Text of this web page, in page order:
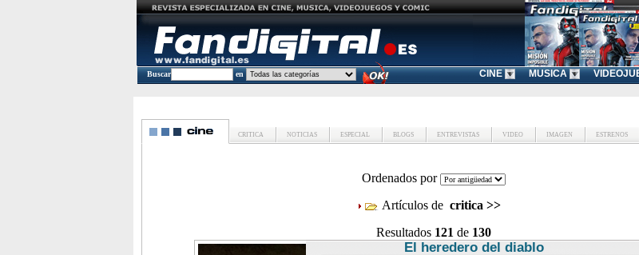
Buscar en CINE MUSICA
CRITICA NOTICIAS ESPECIAL BLOGS ENTREVISTAS VIDEO IMAGEN ESTRENOS
Ordenados por
Artículos de critica >>
Resultados 121 de 130
El heredero del diablocritica de cine